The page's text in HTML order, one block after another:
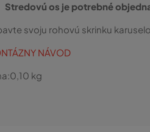
Stredovú os je potrebné
svoju rohovú skrinku
NÁVOD
0,10 kg